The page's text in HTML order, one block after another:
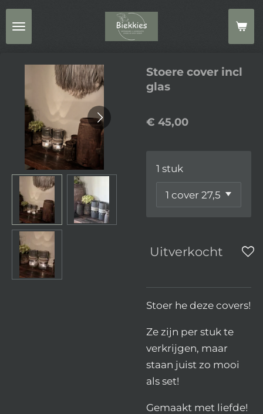
Ga
direct
naar
hoofdinhoud
Stoere cover incl
glas
€ 45,00
1 stuk
Uitverkocht
Stoer he deze covers!
Ze zijn per stuk te
verkrijgen, maar
staan juist zo mooi
als set!
Gemaakt met liefde!